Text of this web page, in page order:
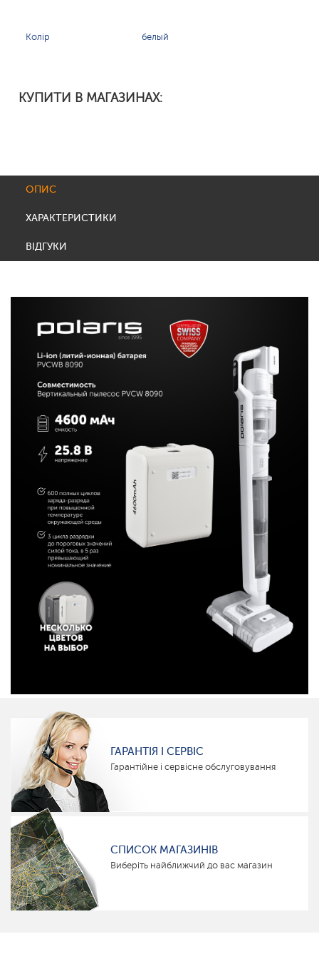
Колір белый
КУПИТИ В МАГАЗИНАХ:
ОПИС
ХАРАКТЕРИСТИКИ
ВІДГУКИ
ГАРАНТІЯ І СЕРВІС
Гарантійне і сервісне обслуговування
СПИСОК МАГАЗИНІВ
Виберіть найближчий до вас магазин